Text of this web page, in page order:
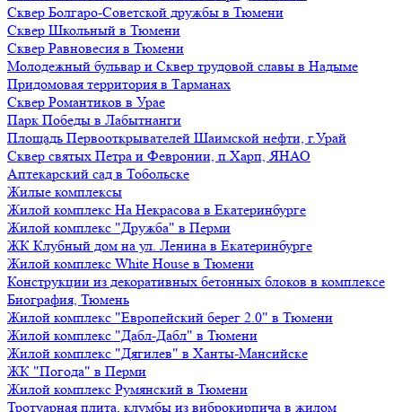
Сквер Болгаро-Советской дружбы в Тюмени
Сквер Школьный в Тюмени
Сквер Равновесия в Тюмени
Молодежный бульвар и Сквер трудовой славы в Надыме
Придомовая территория в Тарманах
Сквер Романтиков в Урае
Парк Победы в Лабытнанги
Площадь Первооткрывателей Шаимской нефти, г.Урай
Сквер святых Петра и Февронии, п.Харп, ЯНАО
Аптекарский сад в Тобольске
Жилые комплексы
Жилой комплекс На Некрасова в Екатеринбурге
Жилой комплекс "Дружба" в Перми
ЖК Клубный дом на ул. Ленина в Екатеринбурге
Жилой комплекс White House в Тюмени
Конструкции из декоративных бетонных блоков в комплексе
Биография, Тюмень
Жилой комплекс "Европейский берег 2.0" в Тюмени
Жилой комплекс "Дабл-Дабл" в Тюмени
Жилой комплекс "Дягилев" в Ханты-Мансийске
ЖК "Погода" в Перми
Жилой комплекс Румянский в Тюмени
Тротуарная плита, клумбы из виброкирпича в жилом